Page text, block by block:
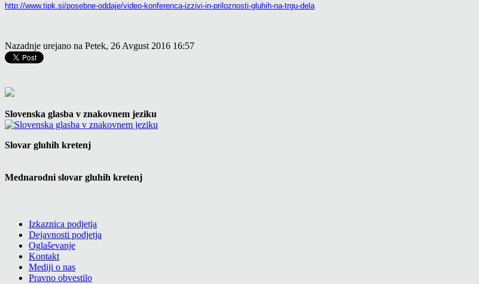
http://www.tipk.si/posebne-oddaje/video-konferenca-izzivi-in-priloznosti-gluhih-na-trgu-dela
Nazadnje urejano na Petek, 26 Avgust 2016 16:57
Slovenska glasba v znakovnem jeziku
Slovar gluhih kretenj
Mednarodni slovar gluhih kretenj
Izkaznica podjetja
Dejavnosti podjetja
Oglaševanje
Kontakt
Mediji o nas
Pravno obvestilo